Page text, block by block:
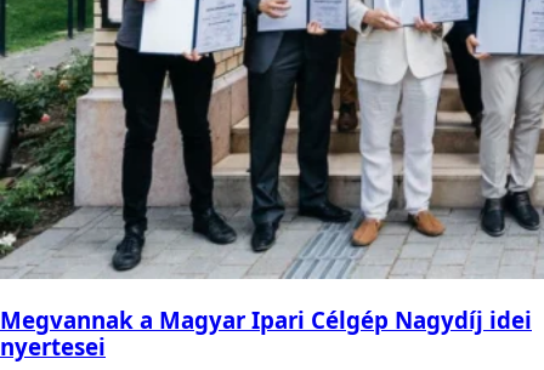
Megvannak a Magyar Ipari Célgép Nagydíj idei
nyertesei